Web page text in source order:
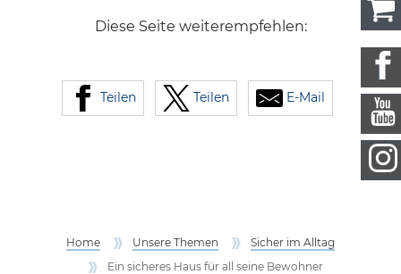
Diese Seite weiterempfehlen:
Teilen Teilen E-Mail
Home Unsere Themen
Sicher im Alltag
Ein sicheres Haus für all seine Bewohner